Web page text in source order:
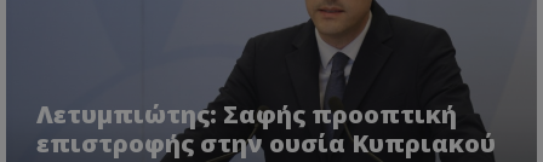
Λετυμπιώτης: Σαφής προοπτική
επιστροφής στην ουσία Κυπριακού